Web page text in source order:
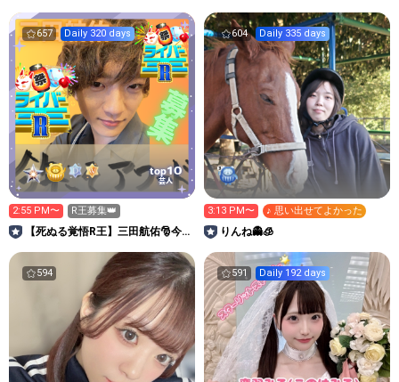
657 Daily 320 days
top10
芸人
2:55 PM〜 R王募集👑
【死ぬる覚悟R王】三田航佑🎅今
604 Daily 335 days
3:13 PM〜 ♪ 思い出せてよかった
りんね👻🧊
594 591 Daily 192 days